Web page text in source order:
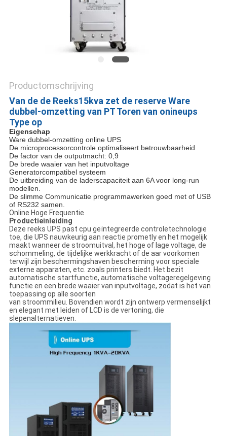
Productomschrijving
Van de de Reeks15kva zet de reserve Ware
dubbel-omzetting van PT Toren van onineups
Type op
Eigenschap
Ware dubbel-omzetting online UPS
De microprocessorcontrole optimaliseert betrouwbaarheid
De factor van de outputmacht: 0,9
De brede waaier van het inputvoltage
Generatorcompatibel systeem
De uitbreiding van de laderscapaciteit aan 6A voor long-run
modellen.
De slimme Communicatie programmawerken goed met of USB
of RS232 samen.
Online Hoge Frequentie
Productieinleiding
Deze reeks UPS past cpu geïntegreerde controletechnologie
toe, die UPS nauwkeurig aan reactie prometly en het mogelijk
maakt wanneer de stroomuitval, het hoge of lage voltage, de
schommeling, de tijdelijke werkkracht of de aar voorkomen
terwijl zijn beschermingshaven bescherming voor speciale
externe apparaten, etc. zoals printers biedt. Het bezit
automatische startfunctie, automatische voltageregelgeving
functie en een brede waaier van inputvoltage, zodat is het van
toepassing op alle soorten
van stroommilieu. Bovendien wordt zijn ontwerp vermenselijkt
en elegant met leiden of LCD is de vertoning, die
slepenalternatieven.